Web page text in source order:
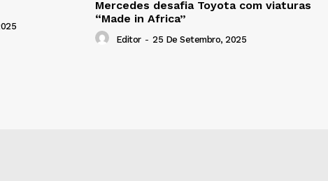
Mercedes desafia Toyota com viaturas
“Made in Africa”
Editor - 25 De Setembro, 2025